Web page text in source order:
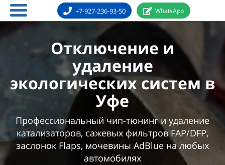
+7-927-236-93-50 WhatsApp
Отключение и
удаление
экологических систем в
Уфе
Профессиональный чип-тюнинг и удаление
катализаторов, сажевых фильтров FAP/DFP,
заслонок Flaps, мочевины AdBlue на любых
автомобилях